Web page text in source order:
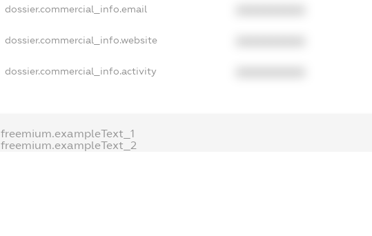
dossier.commercial_info.email
dossier.commercial_info.website
dossier.commercial_info.activity
freemium.exampleText_1
freemium.exampleText_2